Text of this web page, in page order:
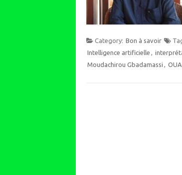
Category: Bon à savoir
Intelligence artificielle ,
Moudachirou Gbadamassi , OUA